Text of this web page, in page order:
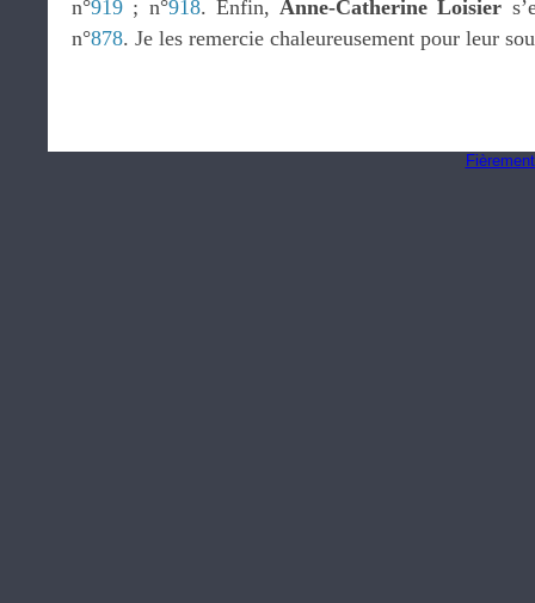
n°919 ; n°918. Enfin, Anne-Catherine Loisier
n°878. Je les remercie chaleureusement pour leur